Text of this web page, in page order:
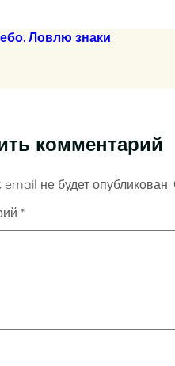
Ловлю знаки
комментарий
не будет опубликован.
*